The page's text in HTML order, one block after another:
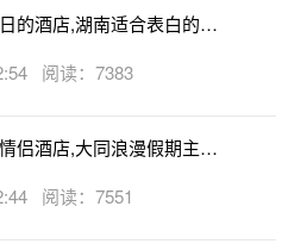
的酒店,湖南适合表白的酒
阅读：7383
侣酒店,大同浪漫假期主题
阅读：7551